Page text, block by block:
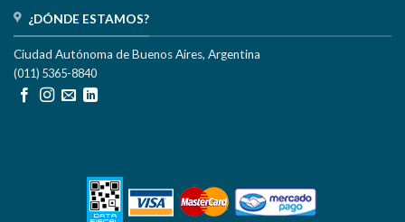
¿DÓNDE ESTAMOS?
Ciudad Autónoma de Buenos Aires, Argentina
(011) 5365-8840